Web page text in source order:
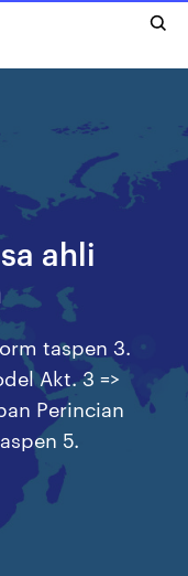
ahli
taspen 3.
Akt. 3 =>
Perincian
5.